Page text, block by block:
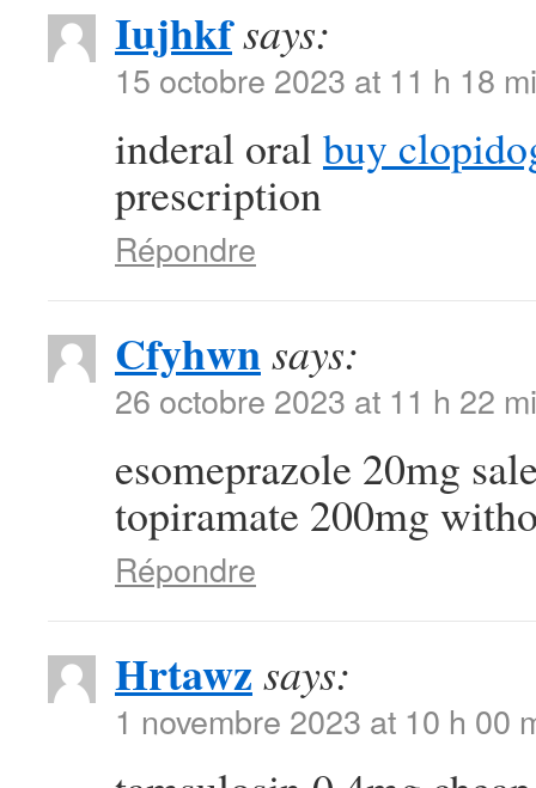
Iujhkfsays:
15 octobre 2023 at 11 h 18
inderal oralbuy
prescription
Répondre
Cfyhwnsays:
26 octobre 2023 at 11 h 22
esomeprazole 20mg
topiramate 200mg
Répondre
Hrtawz says:
1 novembre 2023 at 10 h 00